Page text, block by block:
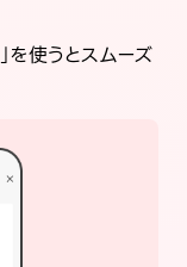
を使うとスムーズ